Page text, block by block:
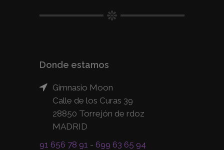
Donde estamos
Gimnasio Moon
Calle de los Curas 39
28850 Torrejón de rdoz
MADRID
91 656 78 91 - 699 63 65 94